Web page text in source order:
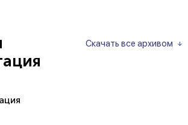
Скачать все архивом